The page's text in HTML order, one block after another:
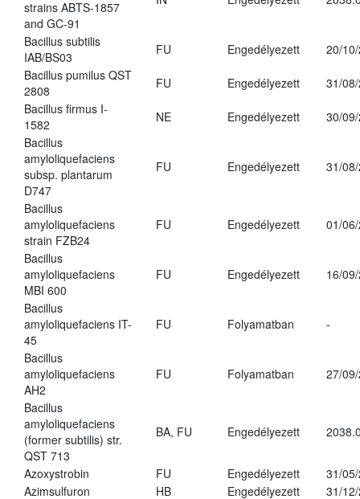
strains ABTS-1857
and GC-91
Bacillus subtilis
IAB/BS03
FU Engedélyezett
20/
Bacillus pumilus QST
2808
FU Engedélyezett
31/
Bacillus firmus I-
1582
NE Engedélyezett
30/
Bacillus
amyloliquefaciens
subsp. plantarum
D747
FU Engedélyezett 31/
Bacillus
amyloliquefaciens
strain FZB24
FU Engedélyezett 01/
Bacillus
amyloliquefaciens
MBI 600
FU Engedélyezett 16/
Bacillus
amyloliquefaciens IT-
45
FU Folyamatban -
Bacillus
amyloliquefaciens
AH2
FU Folyamatban 27/
Bacillus
amyloliquefaciens
(former subtilis) str.
QST 713
BA, FU Engedélyezett
Azoxystrobin FU Engedélyezett
31/
Azimsulfuron
HB Engedélyezett
31/